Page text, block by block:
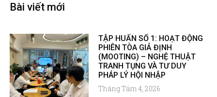
Bài viết mới
TẬP HUẤN SỐ 1: HOẠT ĐỘNG
PHIÊN TÒA GIẢ ĐỊNH
(MOOTING) – NGHỆ THUẬT
TRANH TỤNG VÀ TƯ DUY
PHÁP LÝ HỘI NHẬP
Tháng Tám 4, 2026